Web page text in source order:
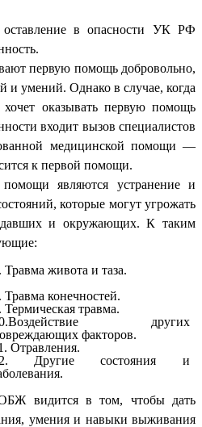
в опасности УК РФ
первую помощь добровольно,
и умений. Однако в случае, когда
оказывать первую помощь
входит вызов специалистов
медицинской помощи —
к первой помощи.
являются устранение и
которые могут угрожать
и окружающих. К таким
Травма живота и таза.
Травма конечностей.
Термическая травма.
других
факторов.
Отравления.
Другие состояния и
ОБЖ видится в том, чтобы дать
умения и навыки выживания